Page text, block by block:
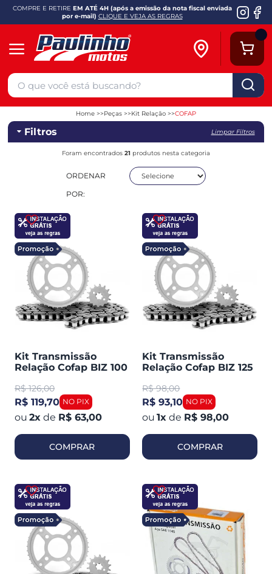
COMPRE E RETIRE EM ATÉ 4H (após a emissão da nota fiscal enviada
por e-mail) CLIQUE E VEJA AS REGRAS
Home Peças Kit Relação COFAP
Filtros Limpar Filtros
Foram encontrados 21 produtos nesta categoria
ORDENAR
POR:
Kit Transmissão
Relação Cofap BIZ 100
R$ 126,00
R$ 119,70
2x de R$ 63,00
COMPRAR
Kit Transmissão
Relação Cofap BIZ 125
R$ 98,00
R$ 93,10
1x de R$ 98,00
COMPRAR